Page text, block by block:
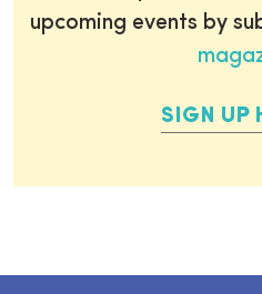
upcoming events by
SIGN UP